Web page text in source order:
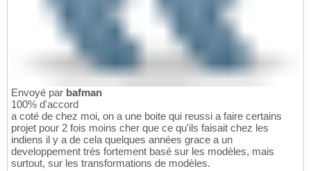
Envoyé par bafman
100% d'accord
a coté de chez moi, on a une boite qui reussi a faire certains
projet pour 2 fois moins cher que ce qu'ils faisait chez les
indiens il y a de cela quelques années grace a un
developpement très fortement basé sur les modèles, mais
surtout, sur les transformations de modèles.